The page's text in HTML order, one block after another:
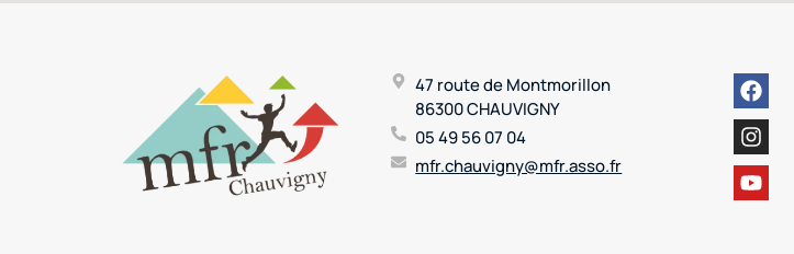
47 route de Montmorillon
86300 CHAUVIGNY
05 49 56 07 04
mfr.chauvigny@mfr.asso.fr